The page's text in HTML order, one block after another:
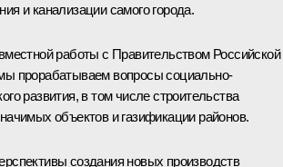
и канализации самого города.
работы с Правительством Российской
прорабатываем вопросы социально-
развития, в том числе строительства
объектов и газификации районов.
создания новых производств